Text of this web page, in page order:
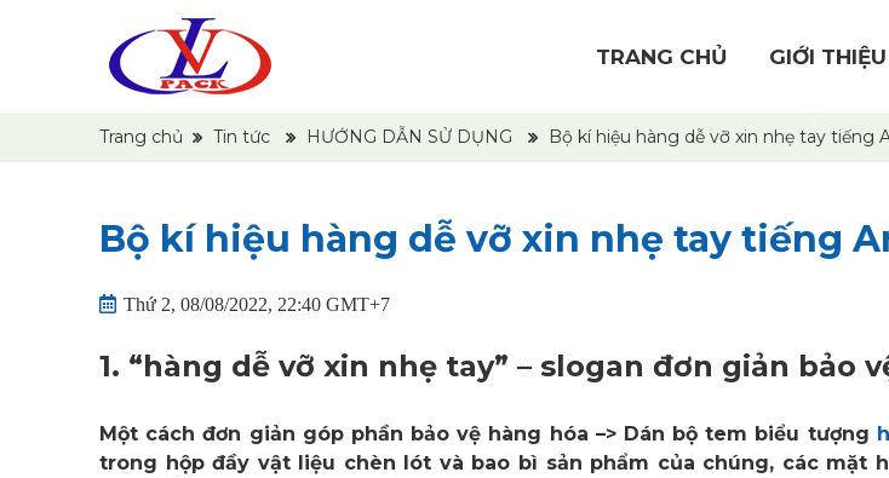
TRANG CHỦ GIỚI THIỆU
Trang chủ Tin tức HƯỚNG DẪN SỬ DỤNG Bộ kí hiệu hàng dễ vỡ xin nhẹ tay tiếng
Bộ kí hiệu hàng dễ vỡ xin nhẹ tay tiếng
Thứ 2, 08/08/2022, 22:40 GMT+7
1. “hàng dễ vỡ xin nhẹ tay” – slogan đơn giản bảo
Một cách đơn giản góp phần bảo vệ hàng hóa –> Dán bộ tem biểu tượng
trong hộp đầy vật liệu chèn lót và bao bì sản phẩm của chúng, các mặt